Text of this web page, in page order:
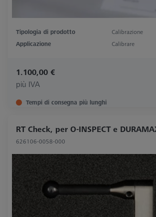
Tipologia di prodotto
Calibrazione
Applicazione
Calibrare
1.100,00 €
più IVA
Tempi di consegna più lunghi
RT Check, per O-INSPECT e
626106-0058-000